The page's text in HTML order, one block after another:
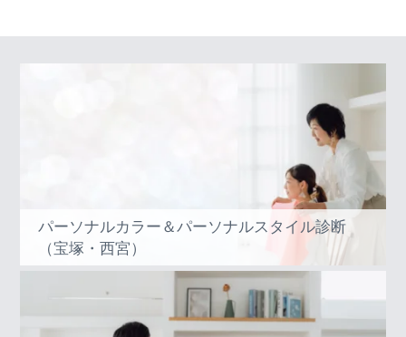
パーソナルカラー＆パーソナルスタイル診断
（宝塚・西宮）